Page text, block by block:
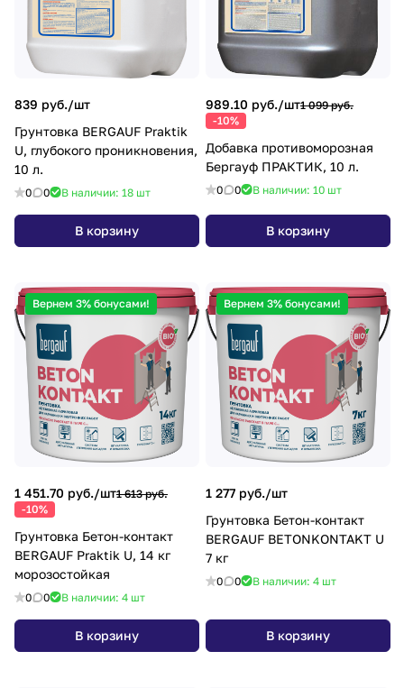
839 руб./шт
Грунтовка BERGAUF Praktik
U, глубокого проникновения,
10 л.
0 0 В наличии: 18 шт
В корзину
989.10 руб./шт1 099 руб.
-10%
Добавка противоморозная
Бергауф ПРАКТИК, 10 л.
0 0 В наличии: 10 шт
В корзину
Вернем 3% бонусами!
1 451.70 руб./шт1 613 руб.
-10%
Грунтовка Бетон-контакт
BERGAUF Praktik U, 14 кг
морозостойкая
0 0 В наличии: 4 шт
В корзину
Вернем 3% бонусами!
1 277 руб./шт
Грунтовка Бетон-контакт
BERGAUF BETONKONTAKT U
7 кг
0 0 В наличии: 4 шт
В корзину